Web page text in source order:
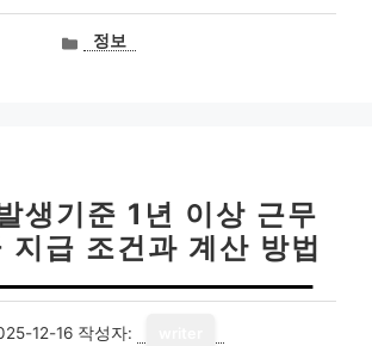
카정보
생기준 1년 이상 근무
지급 조건과 계산 방법
12-16 작성자: